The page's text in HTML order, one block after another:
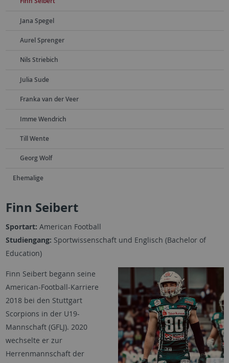
Jana Spegel
Aurel Sprenger
Nils Striebich
Julia Sude
Franka van der Veer
Imme Wendrich
Till Wente
Georg Wolf
Ehemalige
Finn Seibert
Sportart: American Football
Studiengang: Sportwissenschaft und Englisch (Bachelor of
Education)
Finn Seibert begann seine
American-Football-Karriere
2018 bei den Stuttgart
Scorpions in der U19-
Mannschaft (GFLJ). 2020
wechselte er zur
Herrenmannschaft der